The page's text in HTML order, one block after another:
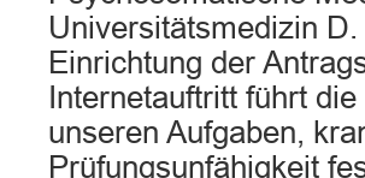
Universitätsmedizin
Einrichtung der
Internetauftritt führt
unseren Aufgaben,
Prüfungsunfähigkeit